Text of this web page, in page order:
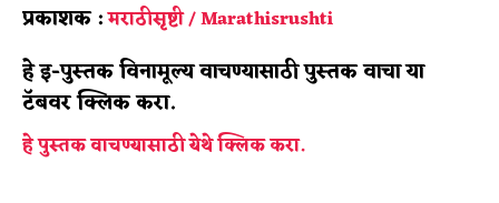
प्रकाशक :मराठीसृष्टी / Marathisrushti
हे इ-पुस्तक विनामूल्य वाचण्यासाठी पुस्तक वाचा या
टॅबवर क्लिक करा.
हे पुस्तक वाचण्यासाठी येथे क्लिक करा.